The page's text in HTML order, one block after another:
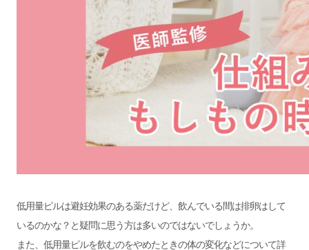
低用量ピルは避妊効果のある薬だけど、飲んでいる間は排卵はして
いるのかな？と疑問に思う方は多いのではないでしょうか。
また、低用量ピルを飲むのをやめたときの体の変化などについて詳